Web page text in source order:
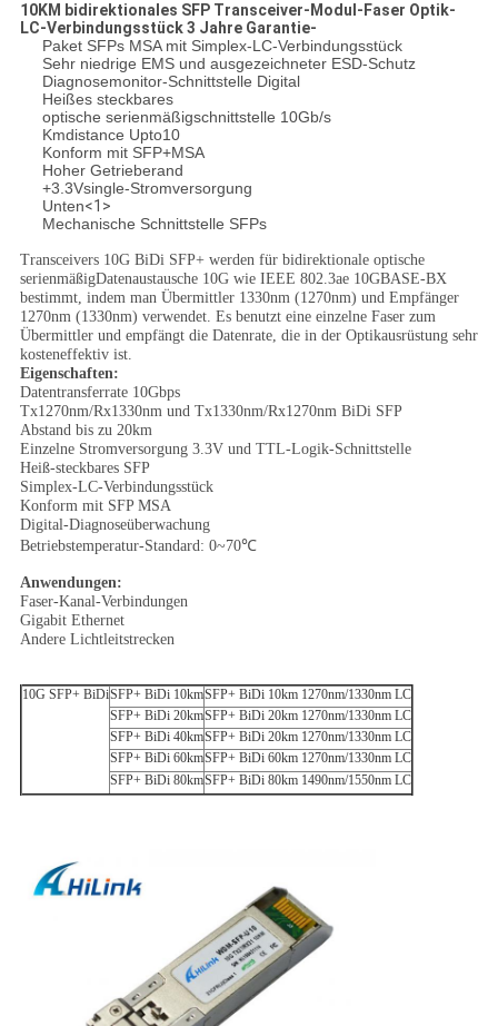
10KM bidirektionales SFP Transceiver-Modul-Faser Optik-
LC-Verbindungsstück 3 Jahre Garantie-
Paket SFPs MSA mit Simplex-LC-Verbindungsstück
Sehr niedrige EMS und ausgezeichneter ESD-Schutz
Diagnosemonitor-Schnittstelle Digital
Heißes steckbares
optische serienmäßigschnittstelle 10Gb/s
Kmdistance Upto10
Konform mit SFP+MSA
Hoher Getrieberand
+3.3Vsingle-Stromversorgung
Unten<1>
Mechanische Schnittstelle SFPs
Transceivers 10G BiDi SFP+ werden für bidirektionale optische
serienmäßigDatenaustausche 10G wie IEEE 802.3ae 10GBASE-BX
bestimmt, indem man Übermittler 1330nm (1270nm) und Empfänger
1270nm (1330nm) verwendet. Es benutzt eine einzelne Faser zum
Übermittler und empfängt die Datenrate, die in der Optikausrüstung sehr
kosteneffektiv ist.
Eigenschaften:
Datentransferrate 10Gbps
Tx1270nm/Rx1330nm und Tx1330nm/Rx1270nm BiDi SFP
Abstand bis zu 20km
Einzelne Stromversorgung 3.3V und TTL-Logik-Schnittstelle
Heiß-steckbares SFP
Simplex-LC-Verbindungsstück
Konform mit SFP MSA
Digital-Diagnoseüberwachung
Betriebstemperatur-Standard: 0~70℃
Anwendungen:
Faser-Kanal-Verbindungen
Gigabit Ethernet
Andere Lichtleitstrecken
10G SFP+ BiDiSFP+ BiDi 10kmSFP+ BiDi 10km 1270nm/1330nm LC
SFP+ BiDi 20kmSFP+ BiDi 20km 1270nm/1330nm LC
SFP+ BiDi 40kmSFP+ BiDi 20km 1270nm/1330nm LC
SFP+ BiDi 60kmSFP+ BiDi 60km 1270nm/1330nm LC
SFP+ BiDi 80kmSFP+ BiDi 80km 1490nm/1550nm LC